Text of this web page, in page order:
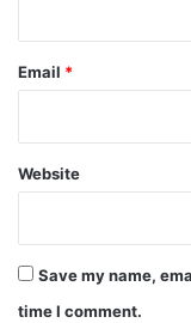
Email *
Website
Save my name,
time I comment.